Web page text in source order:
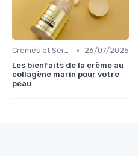
Crèmes et Sérums •
26/07/2025
Les bienfaits de la crème au
collagène marin pour votre
peau